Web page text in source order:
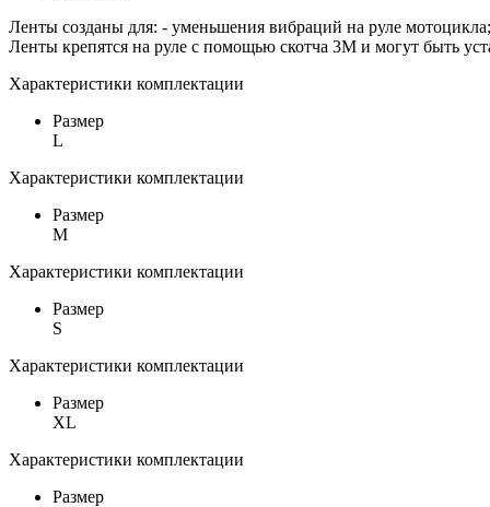
Ленты созданы для: - уменьшения вибраций на руле
Ленты крепятся на руле с помощью скотча 3М и могут быть
Характеристики комплектации
Размер
L
Характеристики комплектации
Размер
M
Характеристики комплектации
Размер
S
Характеристики комплектации
Размер
XL
Характеристики комплектации
Размер